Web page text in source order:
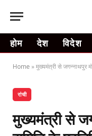
होम देश विदेश
Home »मुख्यमंत्री से जगन्नाथपुर
रांची
मुख्यमंत्री से